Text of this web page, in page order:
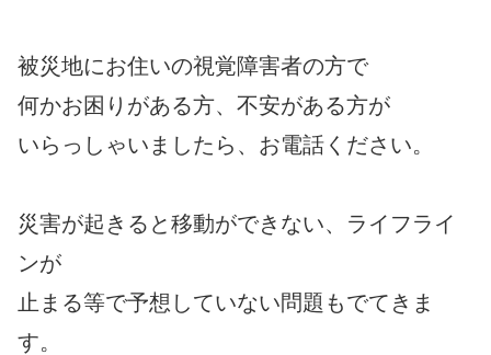
被災地にお住いの視覚障害者の方で
何かお困りがある方、不安がある方が
いらっしゃいましたら、お電話ください。
災害が起きると移動ができない、ライフライ
ンが
止まる等で予想していない問題もでてきま
す。